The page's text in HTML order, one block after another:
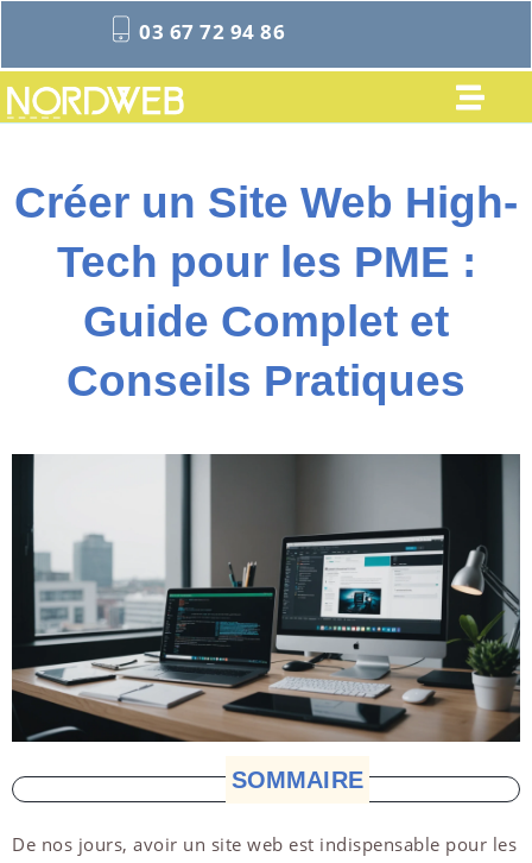
03 67 72 94 86
Créer un Site Web High-
Tech pour les PME :
Guide Complet et
Conseils Pratiques
SOMMAIRE
De nos jours, avoir un site web est indispensable pour les